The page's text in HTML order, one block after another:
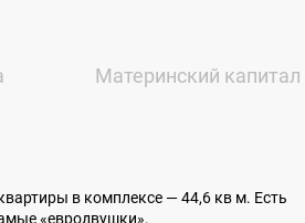
Материнский капитал
в комплексе — 44,6 кв м. Есть
«евродвушки».